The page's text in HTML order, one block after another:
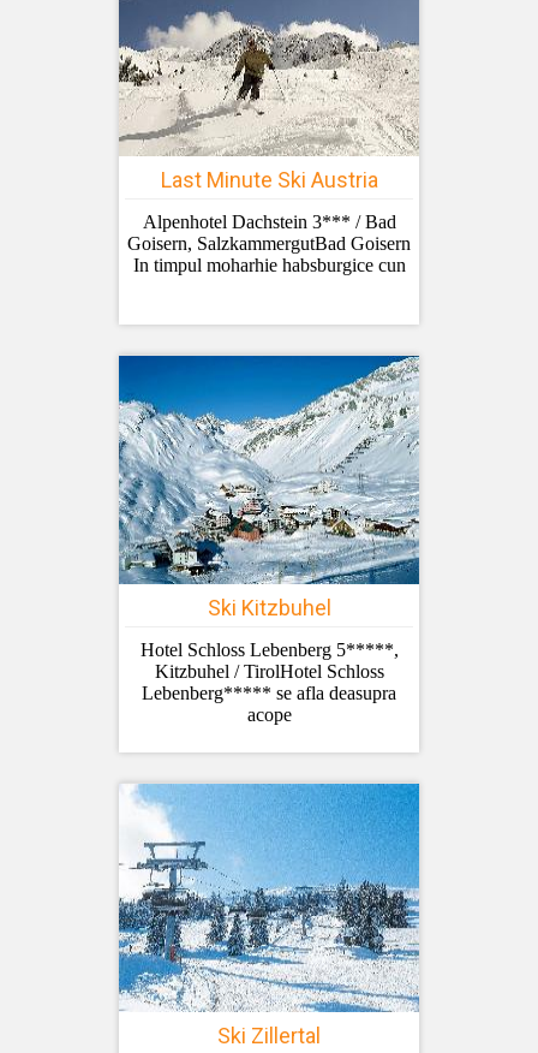
Last Minute Ski Austria
Alpenhotel Dachstein 3*** / Bad
Goisern, SalzkammergutBad Goisern
In timpul moharhie habsburgice cun
Ski Kitzbuhel
Hotel Schloss Lebenberg 5*****,
Kitzbuhel / TirolHotel Schloss
Lebenberg***** se afla deasupra
acope
Ski Zillertal